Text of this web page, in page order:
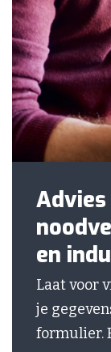
en
Laat voor
je
formulier.